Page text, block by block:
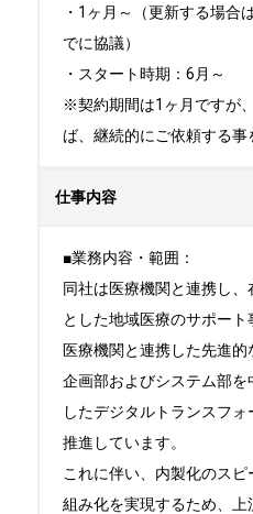
・1ヶ月～（更新する場合
でに協議）
・スタート時期：6月～
※契約期間は1ヶ月ですが
ば、継続的にご依頼する事
仕事内容
■業務内容・範囲：
同社は医療機関と連携し
とした地域医療のサポート
医療機関と連携した先進
企画部およびシステム部を
したデジタルトランスフ
推進しています。
これに伴い、内製化のス
組み化を実現するため、